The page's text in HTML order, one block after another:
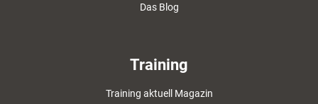
Das Blog
Training
Training aktuell Magazin